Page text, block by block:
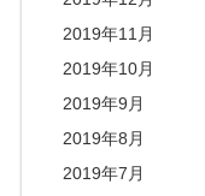
2019年11月
2019年10月
2019年9月
2019年8月
2019年7月